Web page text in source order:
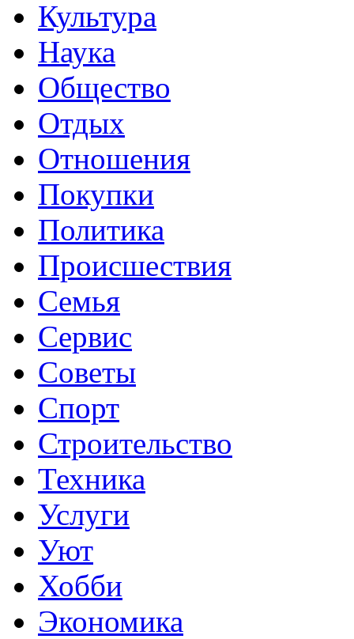
Культура
Наука
Общество
Отдых
Отношения
Покупки
Политика
Происшествия
Семья
Сервис
Советы
Спорт
Строительство
Техника
Услуги
Уют
Хобби
Экономика